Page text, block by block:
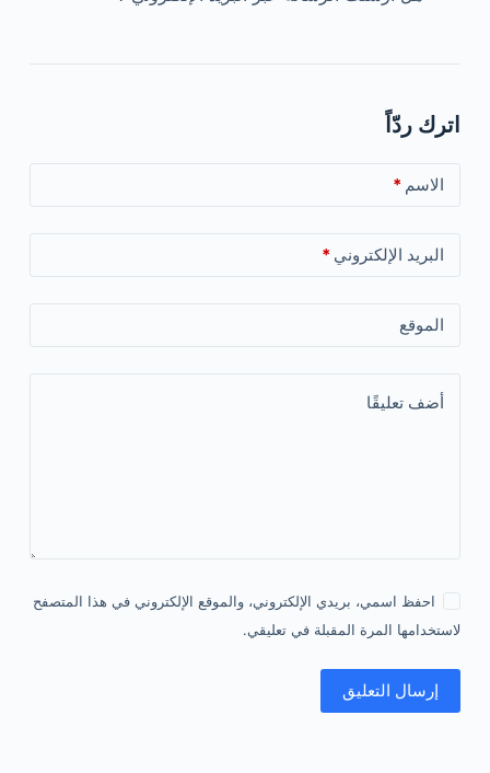
اترك ردّاً
الاسم *
البريد الإلكتروني *
الموقع
أضف تعليقًا
احفظ اسمي، بريدي الإلكتروني، والموقع الإلكتروني في هذا المتصفح
لاستخدامها المرة المقبلة في تعليقي.
إرسال التعليق